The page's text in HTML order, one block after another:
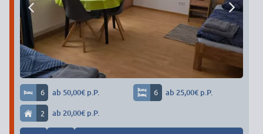
6 ab 50,00€ p.P. 6 ab 25,00€ p.P.
2 ab 20,00€ p.P.